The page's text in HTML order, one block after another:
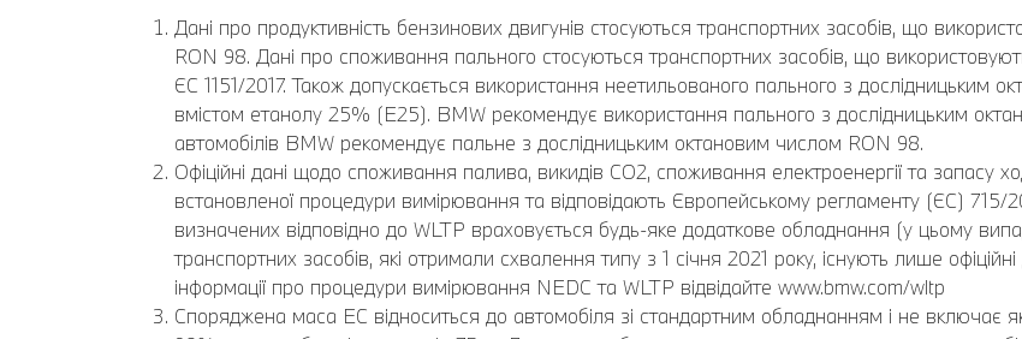
Дані про продуктивність бензинових двигунів стосуються транспортних засобів, що
RON 98. Дані про споживання пального стосуються транспортних засобів, що
ЄС 1151/2017. Також допускається використання неетильованого пального з дослідницьким
вмістом етанолу 25% (E25). BMW рекомендує використання пального з дослідницьким
автомобілів BMW рекомендує пальне з дослідницьким октановим числом RON 98.
Офіційні дані щодо споживання палива, викидів CO2, споживання електроенергії та запасу
встановленої процедури вимірювання та відповідають Європейському регламенту (ЄС) 715/
визначених відповідно до WLTP враховується будь-яке додаткове обладнання (у цьому
транспортних засобів, які отримали схвалення типу з 1 січня 2021 року, існують лише
інформації про процедури вимірювання NEDC та WLTP відвідайте www.bmw.com/wltp
Споряджена маса EC відноситься до автомобіля зі стандартним обладнанням і не включає